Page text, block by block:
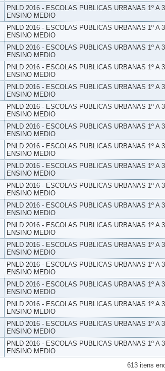
PNLD 2016 - ESCOLAS PUBLICAS URBANAS 1º A
ENSINO MEDIO
PNLD 2016 - ESCOLAS PUBLICAS URBANAS 1º A
ENSINO MEDIO
PNLD 2016 - ESCOLAS PUBLICAS URBANAS 1º A
ENSINO MEDIO
PNLD 2016 - ESCOLAS PUBLICAS URBANAS 1º A
ENSINO MEDIO
PNLD 2016 - ESCOLAS PUBLICAS URBANAS 1º A
ENSINO MEDIO
PNLD 2016 - ESCOLAS PUBLICAS URBANAS 1º A
ENSINO MEDIO
PNLD 2016 - ESCOLAS PUBLICAS URBANAS 1º A
ENSINO MEDIO
PNLD 2016 - ESCOLAS PUBLICAS URBANAS 1º A
ENSINO MEDIO
PNLD 2016 - ESCOLAS PUBLICAS URBANAS 1º A
ENSINO MEDIO
PNLD 2016 - ESCOLAS PUBLICAS URBANAS 1º A
ENSINO MEDIO
PNLD 2016 - ESCOLAS PUBLICAS URBANAS 1º A
ENSINO MEDIO
PNLD 2016 - ESCOLAS PUBLICAS URBANAS 1º A
ENSINO MEDIO
PNLD 2016 - ESCOLAS PUBLICAS URBANAS 1º A
ENSINO MEDIO
PNLD 2016 - ESCOLAS PUBLICAS URBANAS 1º A
ENSINO MEDIO
PNLD 2016 - ESCOLAS PUBLICAS URBANAS 1º A
ENSINO MEDIO
PNLD 2016 - ESCOLAS PUBLICAS URBANAS 1º A
ENSINO MEDIO
PNLD 2016 - ESCOLAS PUBLICAS URBANAS 1º A
ENSINO MEDIO
PNLD 2016 - ESCOLAS PUBLICAS URBANAS 1º A
ENSINO MEDIO
613 itens